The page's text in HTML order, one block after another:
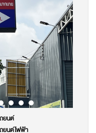
ยนต์
ยนต์ไฟฟ้า